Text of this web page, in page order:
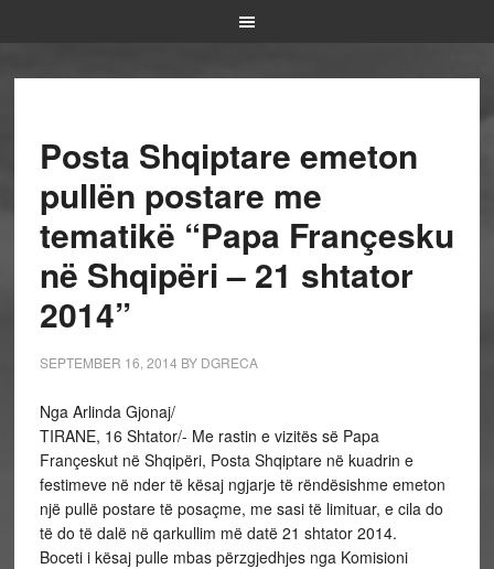
Posta Shqiptare emeton
pullën postare me
tematikë “Papa Françesku
në Shqipëri – 21 shtator
2014”
SEPTEMBER 16, 2014 BY DGRECA
Nga Arlinda Gjonaj/
TIRANE, 16 Shtator/- Me rastin e vizitës së Papa
Françeskut në Shqipëri, Posta Shqiptare në kuadrin e
festimeve në nder të kësaj ngjarje të rëndësishme emeton
një pullë postare të posaçme, me sasi të limituar, e cila do
të do të dalë në qarkullim më datë 21 shtator 2014.
Boceti i kësaj pulle mbas përzgjedhjes nga Komisioni